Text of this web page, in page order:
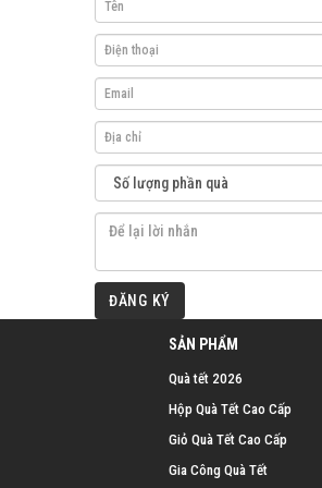
ĐĂNG KÝ
SẢN PHẨM
Quà tết 2026
Hộp Quà Tết Cao Cấp
Giỏ Quà Tết Cao Cấp
Gia Công Quà Tết